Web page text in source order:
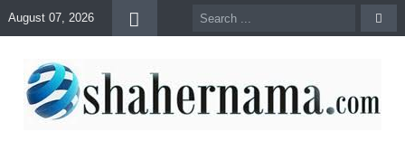
August 07, 2026